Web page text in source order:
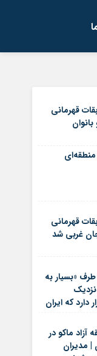
قهرمانی
منطقه‌ای
قهرمانی
غربی شد
«بسیار به
دارد که ایران
بیشتری
ماکو در
| مدیران